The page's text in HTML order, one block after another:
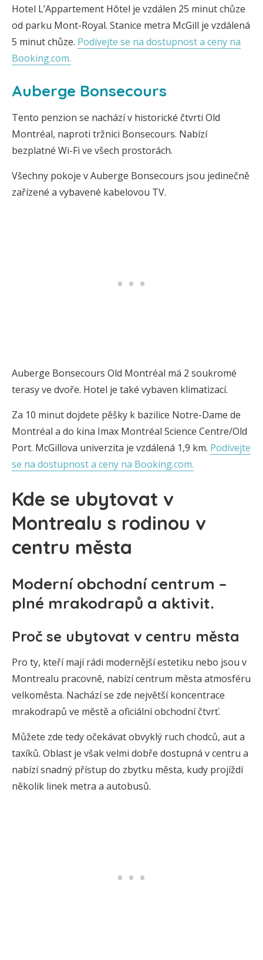
Hotel L’Appartement Hôtel je vzdálen 25 minut chůze
od parku Mont-Royal. Stanice metra McGill je vzdálená
5 minut chůze. Podívejte se na dostupnost a ceny na
Booking.com.
Auberge Bonsecours
Tento penzion se nachází v historické čtvrti Old
Montréal, naproti tržnici Bonsecours. Nabízí
bezplatné Wi-Fi ve všech prostorách.
Všechny pokoje v Auberge Bonsecours jsou jedinečně
zařízené a vybavené kabelovou TV.
Auberge Bonsecours Old Montréal má 2 soukromé
terasy ve dvoře. Hotel je také vybaven klimatizací.
Za 10 minut dojdete pěšky k bazilice Notre-Dame de
Montréal a do kina Imax Montréal Science Centre/Old
Port. McGillova univerzita je vzdálená 1,9 km. Podívejte
se na dostupnost a ceny na Booking.com.
Kde se ubytovat v
Montrealu s rodinou v
centru města
Moderní obchodní centrum –
plné mrakodrapů a aktivit.
Proč se ubytovat v centru města
Pro ty, kteří mají rádi modernější estetiku nebo jsou v
Montrealu pracovně, nabízí centrum města atmosféru
velkoměsta. Nachází se zde největší koncentrace
mrakodrapů ve městě a oficiální obchodní čtvrť.
Můžete zde tedy očekávat obvyklý ruch chodců, aut a
taxíků. Oblast je však velmi dobře dostupná v centru a
nabízí snadný přístup do zbytku města, kudy projíždí
několik linek metra a autobusů.